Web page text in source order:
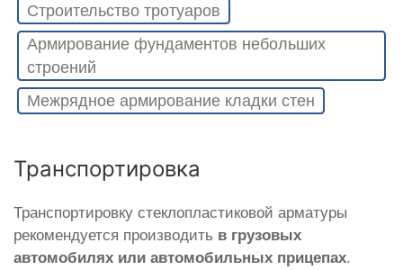
Строительство тротуаров
Армирование фундаментов небольших
строений
Межрядное армирование кладки стен
Транспортировка
Транспортировку стеклопластиковой арматуры
рекомендуется производить в грузовых
автомобилях или автомобильных прицепах.